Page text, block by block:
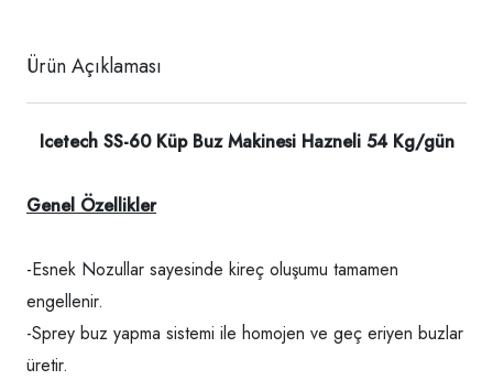
Ürün Açıklaması
Icetech SS-60 Küp Buz Makinesi Hazneli 54 Kg/gün
Genel Özellikler
-Esnek Nozullar sayesinde kireç oluşumu tamamen
engellenir.
-Sprey buz yapma sistemi ile homojen ve geç eriyen buzlar
üretir.